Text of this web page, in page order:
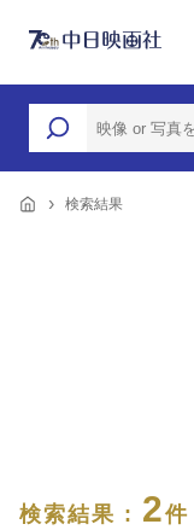
検索結果
検索結果 : 2件